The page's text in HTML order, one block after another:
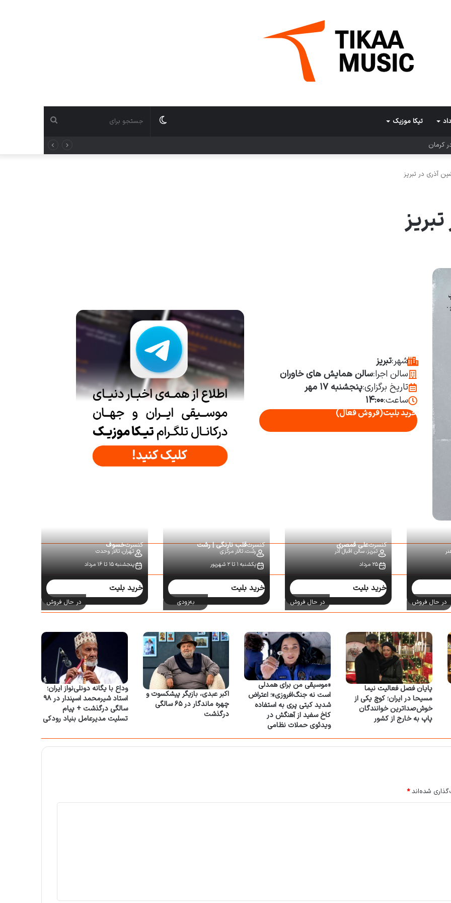
تیکا موزیک
کرمان
آذری در تبریز
شهر:تبریز
سالن اجرا:سالن همایش های خاوران
تاریخ برگزاری:پنجشنبه ۱۷ مهر
ساعت:۱۴:۰۰
خرید بلیت(فروش فعال)
در حال فروش
کنسرتعلی قمصری
تبریز،سالن اقبال آذر
۲۵ مرداد
خرید بلیت
در حال فروش
کنسرتقلب نارنگی | رشت
رشت،تالار مرکزی
یکشنبه ۱ تا ۲ شهریور
خرید بلیت
به‌زودی
کنسرتخسوف
تهران،تالار وحدت
پنجشنبه ۱۵ تا ۱۶ مرداد
خرید بلیت
در حال فروش
پایان فصل فعالیت نیما
مسیحا در ایران؛ کوچ یکی از
خوش‌صداترین خوانندگان
پاپ به خارج از کشور
«موسیقی من برای همدلی
است نه جنگ‌افروزی»؛ اعتراض
شدید کیتی پری به استفاده
کاخ سفید از آهنگش در
ویدئوی حملات نظامی
اکبر عبدی، بازیگر پیشکسوت و
چهره ماندگار در ۶۵ سالگی
درگذشت
وداع با یگانه دونلی‌نواز ایران؛
استاد شیرمحمد اسپندار در ۹۸
سالگی درگذشت + پیام
تسلیت مدیرعامل بنیاد رودکی
شده‌اند*